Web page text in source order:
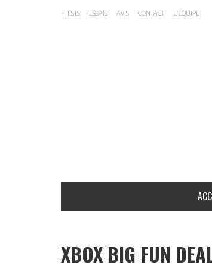
TESTS ESSAIS AVIS CONTACT L’ÉQUIPE
XBOX BIG FUN